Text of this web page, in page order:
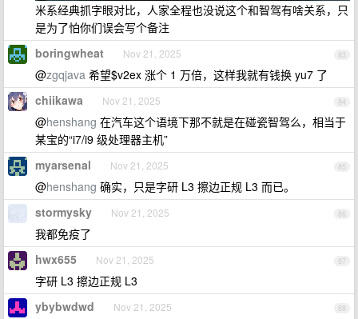
米系经典抓字眼对比，人家全程也没说这个和智驾有啥关系，只
是为了怕你们误会写个备注
83
boringwheat Nov 21, 2025
@zgqjava 希望$v2ex 涨个 1 万倍，这样我就有钱换 yu7 了
84
chiikawa Nov 21, 2025
@henshang 在汽车这个语境下那不就是在碰瓷智驾么，相当于
某宝的“i7/i9 级处理器主机”
85
myarsenal Nov 21, 2025
@henshang 确实，只是字研 L3 擦边正规 L3 而已。
86
stormysky Nov 21, 2025
我都免疫了
87
hwx655 Nov 21, 2025
字研 L3 擦边正规 L3
88
ybybwdwd Nov 21, 2025